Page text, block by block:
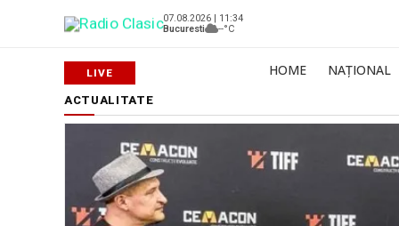
07.08.2026 | 11:34
Bucuresti
--°C
HOME NAȚIONAL
ACTUALITATE